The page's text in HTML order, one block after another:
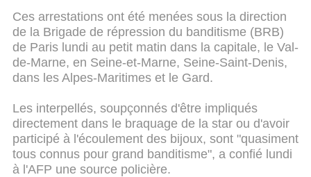
Ces arrestations ont été menées sous la direction
de la Brigade de répression du banditisme (BRB)
de Paris lundi au petit matin dans la capitale, le Val-
de-Marne, en Seine-et-Marne, Seine-Saint-Denis,
dans les Alpes-Maritimes et le Gard.
Les interpellés, soupçonnés d'être impliqués
directement dans le braquage de la star ou d'avoir
participé à l'écoulement des bijoux, sont "quasiment
tous connus pour grand banditisme", a confié lundi
à l'AFP une source policière.